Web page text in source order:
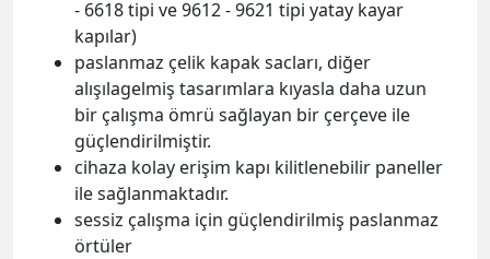
- 6618 tipi ve 9612 - 9621 tipi yatay kayar
kapılar)
paslanmaz çelik kapak sacları, diğer
alışılagelmiş tasarımlara kıyasla daha uzun
bir çalışma ömrü sağlayan bir çerçeve ile
güçlendirilmiştir.
cihaza kolay erişim kapı kilitlenebilir paneller
ile sağlanmaktadır.
sessiz çalışma için güçlendirilmiş paslanmaz
örtüler